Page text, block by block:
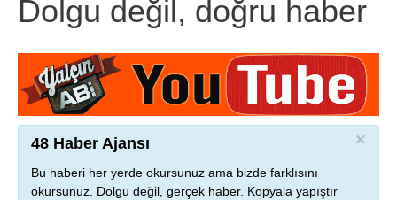
Dolgu değil, doğru haber
×
48 Haber Ajansı
Bu haberi her yerde okursunuz ama bizde farklısını
okursunuz. Dolgu değil, gerçek haber. Kopyala yapıştır